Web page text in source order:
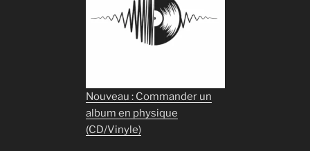
Nouveau : Commander un
album en physique
(CD/Vinyle)